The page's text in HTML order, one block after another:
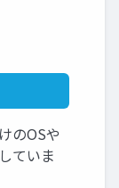
のOSや
ていま